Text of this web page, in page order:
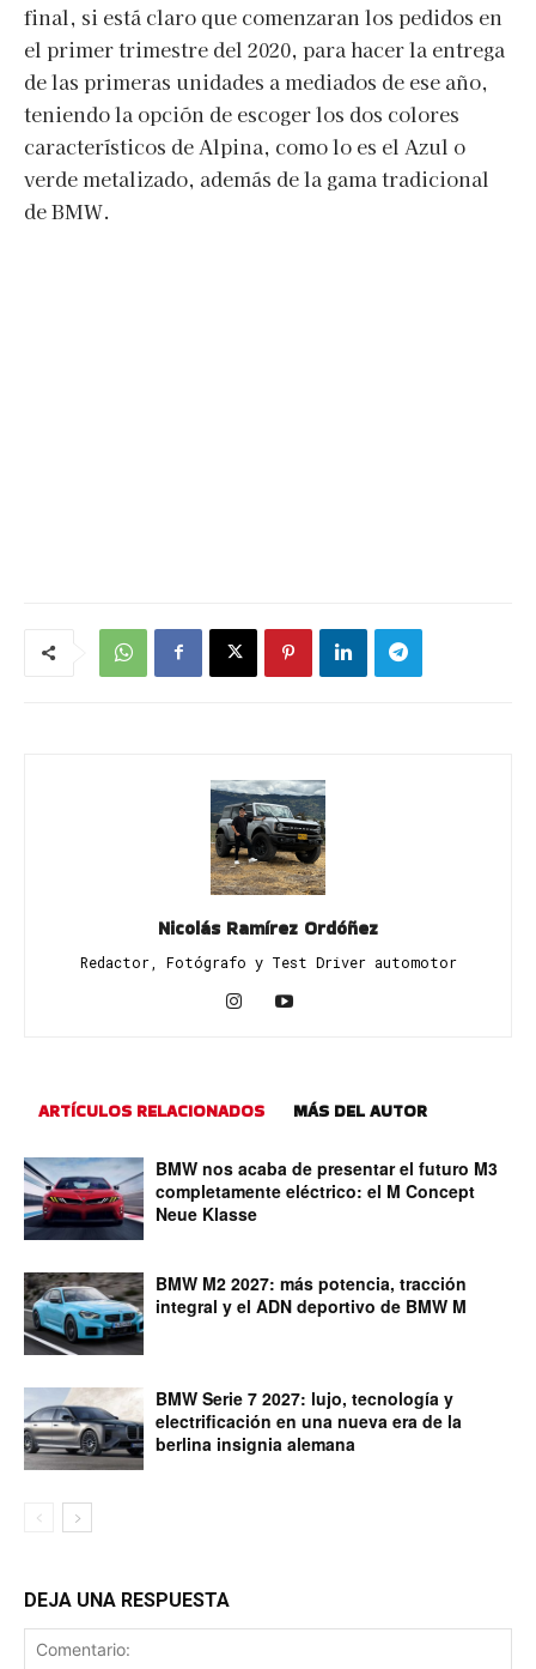
final, si está claro que comenzaran los pedidos en
el primer trimestre del 2020, para hacer la entrega
de las primeras unidades a mediados de ese año,
teniendo la opción de escoger los dos colores
característicos de Alpina, como lo es el Azul o
verde metalizado, además de la gama tradicional
de BMW.
Nicolás Ramírez Ordóñez
Redactor, Fotógrafo y Test Driver automotor
ARTÍCULOS RELACIONADOS MÁS DEL AUTOR
BMW nos acaba de presentar el futuro M3
completamente eléctrico: el M Concept
Neue Klasse
BMW M2 2027: más potencia, tracción
integral y el ADN deportivo de BMW M
BMW Serie 7 2027: lujo, tecnología y
electrificación en una nueva era de la
berlina insignia alemana
DEJA UNA RESPUESTA